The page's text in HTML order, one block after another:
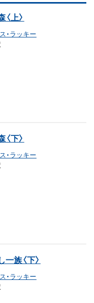
上〉
・ラッキー
下〉
・ラッキー
族〈下〉
・ラッキー